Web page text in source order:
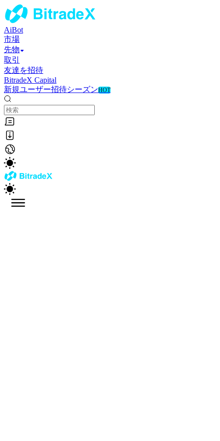
AiBot
市場
先物
取引
友達を招待
BitradeX Capital
新規ユーザー招待シーズンHOT